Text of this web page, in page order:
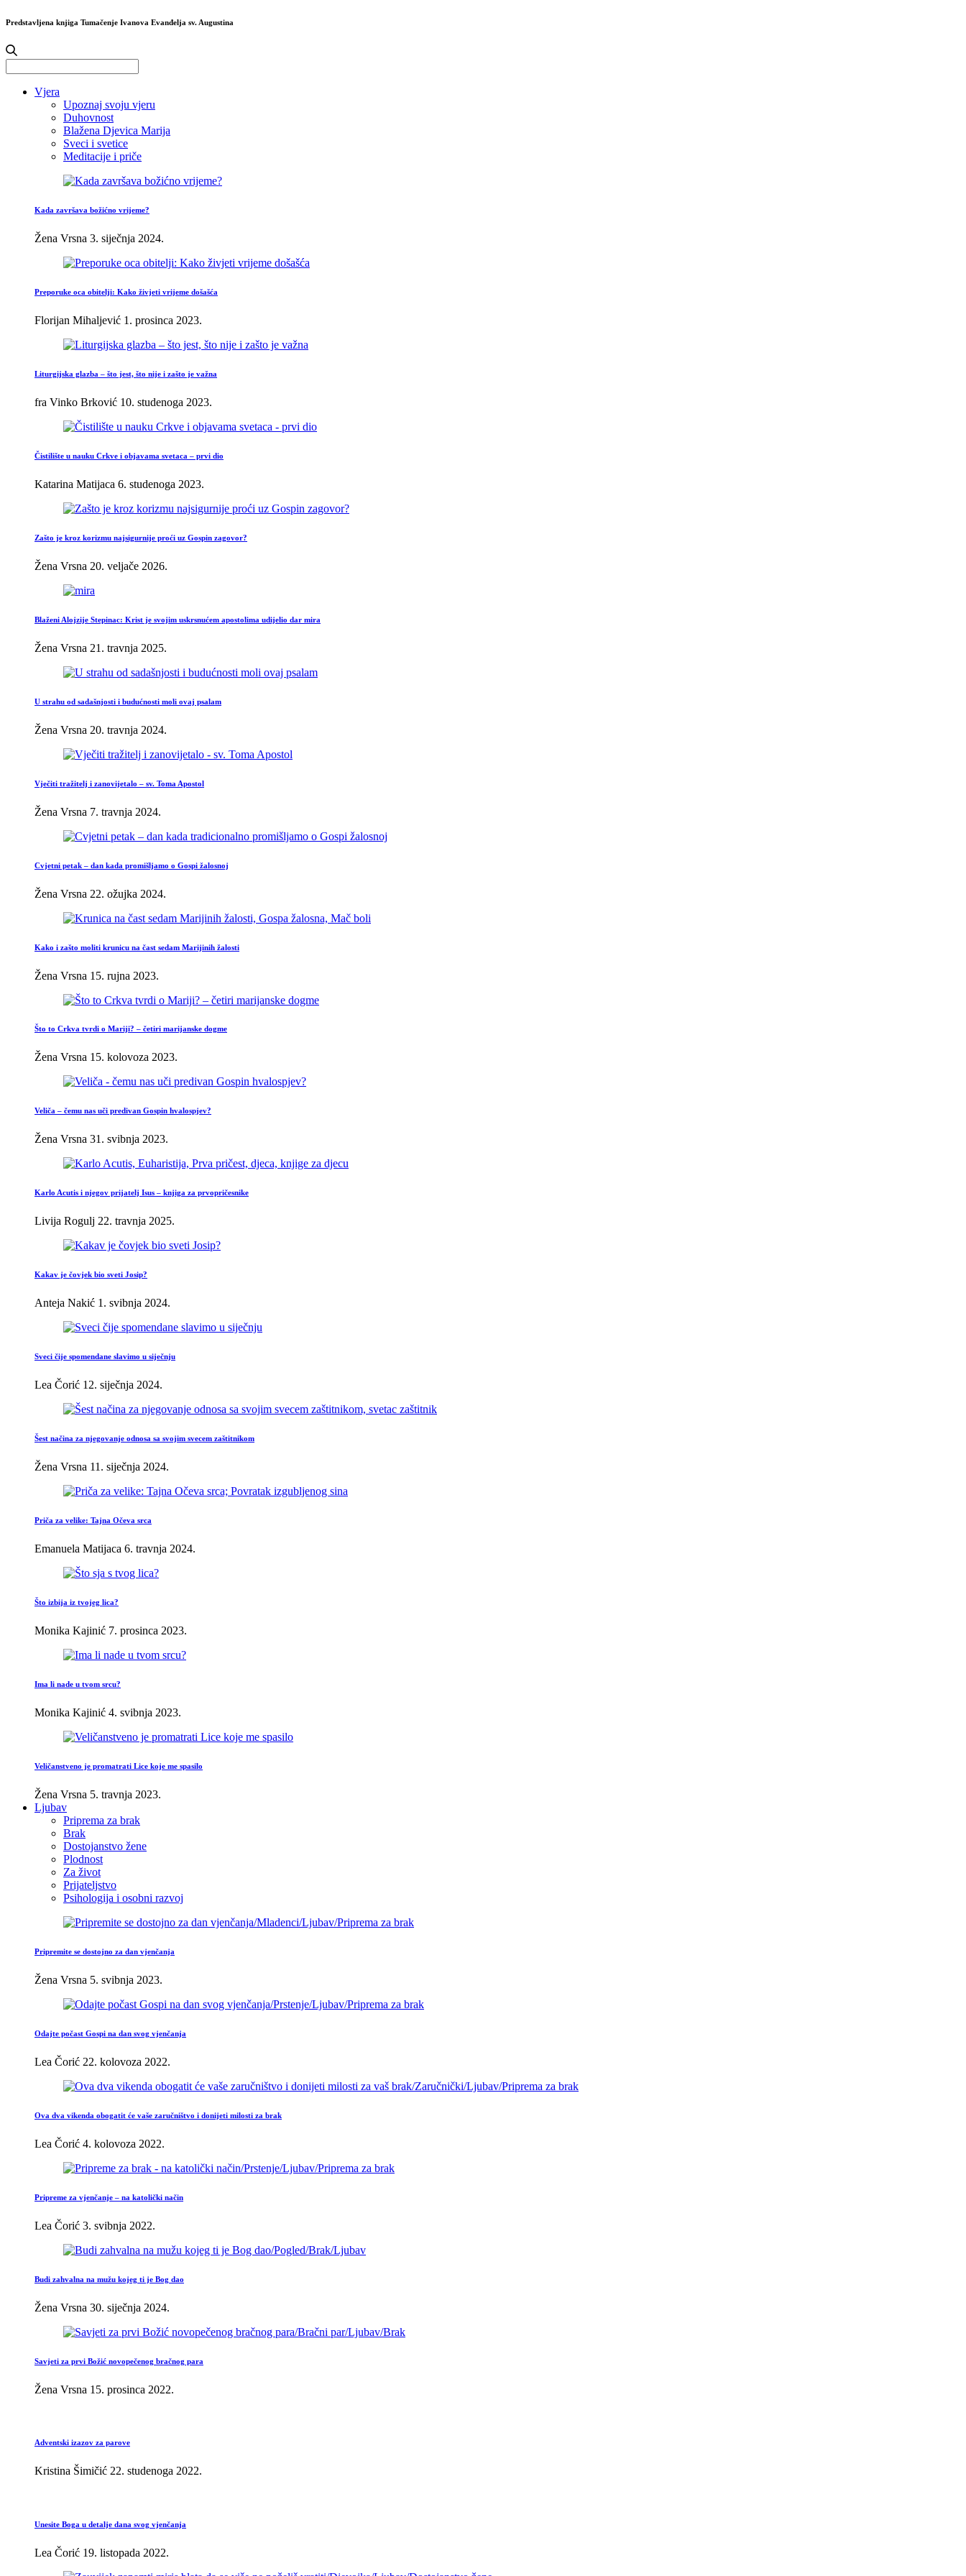
Predstavljena knjiga Tumačenje Ivanova Evanđelja sv. Augustina
for:
Vjera
Upoznaj svoju vjeru
Duhovnost
Blažena Djevica Marija
Sveci i svetice
Meditacije i priče
Kada završava božićno vrijeme?
Žena Vrsna 3. siječnja 2024.
Preporuke oca obitelji: Kako živjeti vrijeme došašća
Florijan Mihaljević 1. prosinca 2023.
Liturgijska glazba – što jest, što nije i zašto je važna
fra Vinko Brković 10. studenoga 2023.
Čistilište u nauku Crkve i objavama svetaca – prvi dio
Katarina Matijaca 6. studenoga 2023.
Zašto je kroz korizmu najsigurnije proći uz Gospin zagovor?
Žena Vrsna 20. veljače 2026.
Blaženi Alojzije Stepinac: Krist je svojim uskrsnućem apostolima udijelio dar mira
Žena Vrsna 21. travnja 2025.
U strahu od sadašnjosti i budućnosti moli ovaj psalam
Žena Vrsna 20. travnja 2024.
Vječiti tražitelj i zanovijetalo – sv. Toma Apostol
Žena Vrsna 7. travnja 2024.
Cvjetni petak – dan kada promišljamo o Gospi žalosnoj
Žena Vrsna 22. ožujka 2024.
Kako i zašto moliti krunicu na čast sedam Marijinih žalosti
Žena Vrsna 15. rujna 2023.
Što to Crkva tvrdi o Mariji? – četiri marijanske dogme
Žena Vrsna 15. kolovoza 2023.
Veliča – čemu nas uči predivan Gospin hvalospjev?
Žena Vrsna 31. svibnja 2023.
Karlo Acutis i njegov prijatelj Isus – knjiga za prvopričesnike
Livija Rogulj 22. travnja 2025.
Kakav je čovjek bio sveti Josip?
Anteja Nakić 1. svibnja 2024.
Sveci čije spomendane slavimo u siječnju
Lea Čorić 12. siječnja 2024.
Šest načina za njegovanje odnosa sa svojim svecem zaštitnikom
Žena Vrsna 11. siječnja 2024.
Priča za velike: Tajna Očeva srca
Emanuela Matijaca 6. travnja 2024.
Što izbija iz tvojeg lica?
Monika Kajinić 7. prosinca 2023.
Ima li nade u tvom srcu?
Monika Kajinić 4. svibnja 2023.
Veličanstveno je promatrati Lice koje me spasilo
Žena Vrsna 5. travnja 2023.
Ljubav
Priprema za brak
Brak
Dostojanstvo žene
Plodnost
Za život
Prijateljstvo
Psihologija i osobni razvoj
Pripremite se dostojno za dan vjenčanja
Žena Vrsna 5. svibnja 2023.
Odajte počast Gospi na dan svog vjenčanja
Lea Čorić 22. kolovoza 2022.
Ova dva vikenda obogatit će vaše zaručništvo i donijeti milosti za brak
Lea Čorić 4. kolovoza 2022.
Pripreme za vjenčanje – na katolički način
Lea Čorić 3. svibnja 2022.
Budi zahvalna na mužu kojeg ti je Bog dao
Žena Vrsna 30. siječnja 2024.
Savjeti za prvi Božić novopečenog bračnog para
Žena Vrsna 15. prosinca 2022.
Adventski izazov za parove
Kristina Šimičić 22. studenoga 2022.
Unesite Boga u detalje dana svog vjenčanja
Lea Čorić 19. listopada 2022.